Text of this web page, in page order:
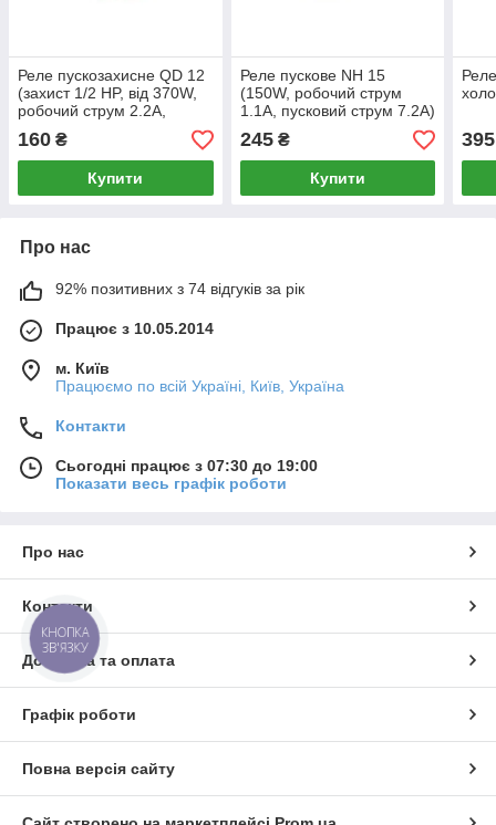
Реле пускозахисне QD 12
(захист 1/2 HP, від 370W,
робочий струм 2.2A,
пусковий струм 13A) для
холодильника
160 ₴
Купити
Реле пускове NH 15
(150W, робочий струм
1.1A, пусковий струм 7.2A)
для холодильника Атлант
245₴
Купити
395
Про нас
92% позитивних з 74 відгуків за рік
Працює з 10.05.2014
м. Київ
Працюємо по всій Україні, Київ, Україна
Контакти
Сьогодні працює з 07:30 до 19:00
Показати весь графік роботи
Про нас
Контакти
Доставка та оплата
Графік роботи
Повна версія сайту
КНОПКА
ЗВ'ЯЗКУ